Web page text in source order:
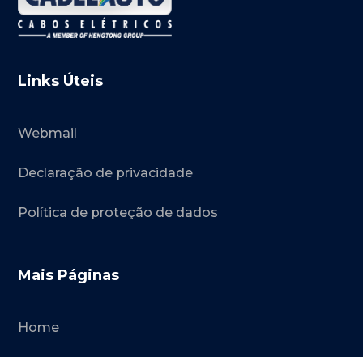
Links Úteis
Webmail
Declaração de privacidade
Política de proteção de dados
Mais Páginas
Home